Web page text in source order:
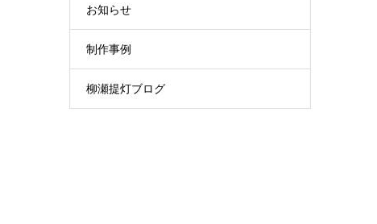
お知らせ
制作事例
柳瀬提灯ブログ